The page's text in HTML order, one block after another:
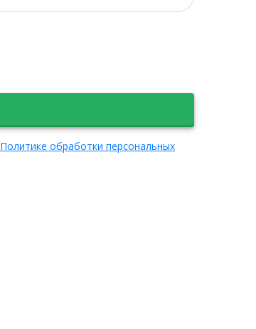
Политике обработки персональных